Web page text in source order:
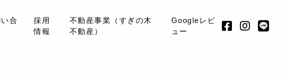
合
採用
情報
不動産事業（すぎの木
不動産）
Googleレビ
ュー